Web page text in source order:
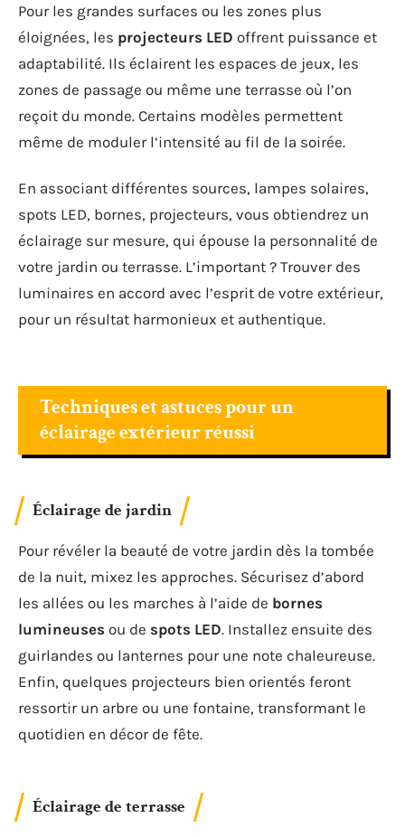
Pour les grandes surfaces ou les zones plus
éloignées, les projecteurs LED offrent puissance et
adaptabilité. Ils éclairent les espaces de jeux, les
zones de passage ou même une terrasse où l’on
reçoit du monde. Certains modèles permettent
même de moduler l’intensité au fil de la soirée.
En associant différentes sources, lampes solaires,
spots LED, bornes, projecteurs, vous obtiendrez un
éclairage sur mesure, qui épouse la personnalité de
votre jardin ou terrasse. L’important ? Trouver des
luminaires en accord avec l’esprit de votre extérieur,
pour un résultat harmonieux et authentique.
Techniques et astuces pour un
éclairage extérieur réussi
Éclairage de jardin
Pour révéler la beauté de votre jardin dès la tombée
de la nuit, mixez les approches. Sécurisez d’abord
les allées ou les marches à l’aide de bornes
lumineuses ou de spots LED. Installez ensuite des
guirlandes ou lanternes pour une note chaleureuse.
Enfin, quelques projecteurs bien orientés feront
ressortir un arbre ou une fontaine, transformant le
quotidien en décor de fête.
Éclairage de terrasse